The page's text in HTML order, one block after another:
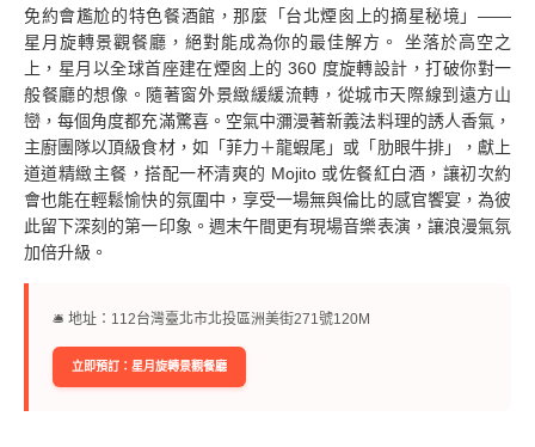
免約會尷尬的特色餐酒館，那麼「台北煙囪上的摘星秘境」——
星月旋轉景觀餐廳，絕對能成為你的最佳解方。 坐落於高空之
上，星月以全球首座建在煙囪上的 360 度旋轉設計，打破你對一
般餐廳的想像。隨著窗外景緻緩緩流轉，從城市天際線到遠方山
巒，每個角度都充滿驚喜。空氣中瀰漫著新義法料理的誘人香氣，
主廚團隊以頂級食材，如「菲力＋龍蝦尾」或「肋眼牛排」，獻上
道道精緻主餐，搭配一杯清爽的 Mojito 或佐餐紅白酒，讓初次約
會也能在輕鬆愉快的氛圍中，享受一場無與倫比的感官饗宴，為彼
此留下深刻的第一印象。週末午間更有現場音樂表演，讓浪漫氣氛
加倍升級。
🛎︎ 地址：112台灣臺北市北投區洲美街271號120M
立即預訂：星月旋轉景觀餐廳